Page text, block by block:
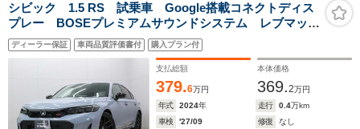
シビック 1.5 RS 試乗車 Google搭載コネクトディス
プレー BOSEプレミアムサウンドシステム レブマッチ
システム ブラインドスポット ホンダセンシング
ETC バックカメラ シートヒーター スマートキー
ディーラー保証 車両品質評価書付 購入プラン付
支払総額
379.6万円
本体価格
369.2万円
年式
2024年 走行 0.4万km
車検
'27/09 修復
なし